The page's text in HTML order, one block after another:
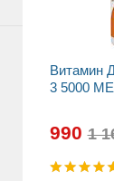
Витамин
3 5000 МЕ
990